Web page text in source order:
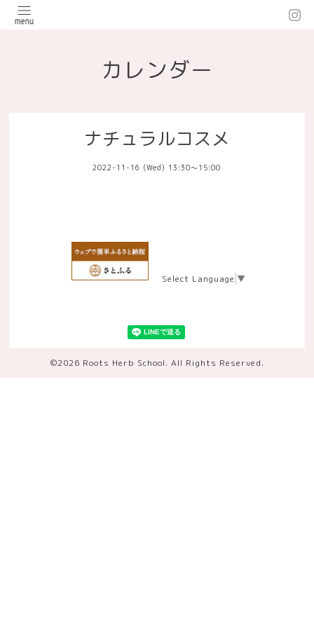
カレンダー
ナチュラルコスメ
2022-11-16 (Wed) 13:30～15:00
Select Language ▼
©2026 Roots Herb School. All Rights Reserved.